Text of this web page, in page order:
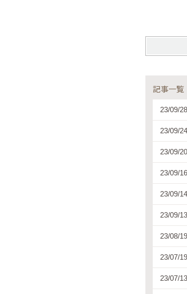
記事一覧
23/09/28
23/09/24
23/09/20
23/09/16
23/09/14
23/09/13
23/08/19
23/07/19
23/07/13